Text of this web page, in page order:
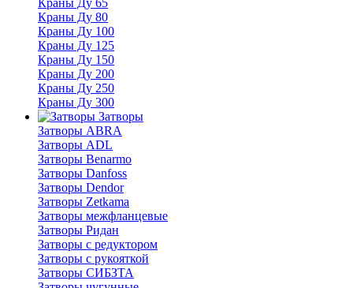
Краны Ду 65
Краны Ду 80
Краны Ду 100
Краны Ду 125
Краны Ду 150
Краны Ду 200
Краны Ду 250
Краны Ду 300
Затворы
Затворы ABRA
Затворы ADL
Затворы Benarmo
Затворы Danfoss
Затворы Dendor
Затворы Zetkama
Затворы межфланцевые
Затворы Ридан
Затворы с редуктором
Затворы с рукояткой
Затворы СИБЗТА